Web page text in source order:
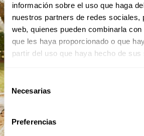
información sobre el uso que haga
nuestros partners de redes sociales,
web, quienes pueden combinarla
que les haya proporcionado o que
partir del uso que haya hecho de
de
consentimiento
Necesarias
Preferencias